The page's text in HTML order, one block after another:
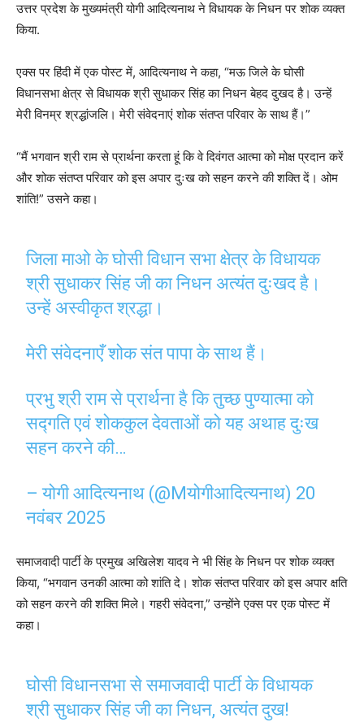
उत्तर प्रदेश के मुख्यमंत्री योगी आदित्यनाथ ने विधायक के निधन पर शोक व्यक्त
किया.
एक्स पर हिंदी में एक पोस्ट में, आदित्यनाथ ने कहा, “मऊ जिले के घोसी
विधानसभा क्षेत्र से विधायक श्री सुधाकर सिंह का निधन बेहद दुखद है। उन्हें
मेरी विनम्र श्रद्धांजलि। मेरी संवेदनाएं शोक संतप्त परिवार के साथ हैं।”
“मैं भगवान श्री राम से प्रार्थना करता हूं कि वे दिवंगत आत्मा को मोक्ष प्रदान करें
और शोक संतप्त परिवार को इस अपार दुःख को सहन करने की शक्ति दें। ओम
शांति!” उसने कहा।
जिला माओ के घोसी विधान सभा क्षेत्र के विधायक
श्री सुधाकर सिंह जी का निधन अत्यंत दुःखद है।
उन्हें अस्वीकृत श्रद्धा।
मेरी संवेदनाएँ शोक संत पापा के साथ हैं।
प्रभु श्री राम से प्रार्थना है कि तुच्छ पुण्यात्मा को
सद्गति एवं शोककुल देवताओं को यह अथाह दुःख
सहन करने की…
– योगी आदित्यनाथ (@Mयोगीआदित्यनाथ) 20
नवंबर 2025
समाजवादी पार्टी के प्रमुख अखिलेश यादव ने भी सिंह के निधन पर शोक व्यक्त
किया, “भगवान उनकी आत्मा को शांति दे। शोक संतप्त परिवार को इस अपार क्षति
को सहन करने की शक्ति मिले। गहरी संवेदना,” उन्होंने एक्स पर एक पोस्ट में
कहा।
घोसी विधानसभा से समाजवादी पार्टी के विधायक
श्री सुधाकर सिंह जी का निधन, अत्यंत दुख!